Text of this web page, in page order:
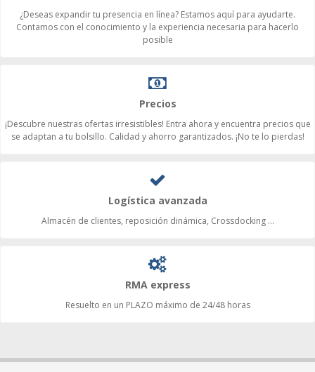
¿Deseas expandir tu presencia en línea? Estamos aquí para ayudarte.
Contamos con el conocimiento y la experiencia necesaria para hacerlo
posible
Precios
¡Descubre nuestras ofertas irresistibles! Entra ahora y encuentra precios que
se adaptan a tu bolsillo. Calidad y ahorro garantizados. ¡No te lo pierdas!
Logística avanzada
Almacén de clientes, reposición dinámica, Crossdocking ...
RMA express
Resuelto en un PLAZO máximo de 24/48 horas